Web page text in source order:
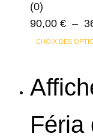
(0)
90,00 € –
CHOIX DES
Féria